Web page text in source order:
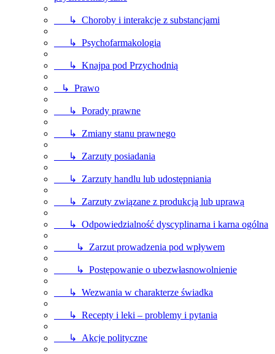
↳ Choroby i interakcje z substancjami
↳ Psychofarmakologia
↳ Knajpa pod Przychodnią
↳ Prawo
↳ Porady prawne
↳ Zmiany stanu prawnego
↳ Zarzuty posiadania
↳ Zarzuty handlu lub udostępniania
↳ Zarzuty związane z produkcją lub uprawą
↳ Odpowiedzialność dyscyplinarna i karna ogólna
↳ Zarzut prowadzenia pod wpływem
↳ Postępowanie o ubezwłasnowolnienie
↳ Wezwania w charakterze świadka
↳ Recepty i leki – problemy i pytania
↳ Akcje polityczne